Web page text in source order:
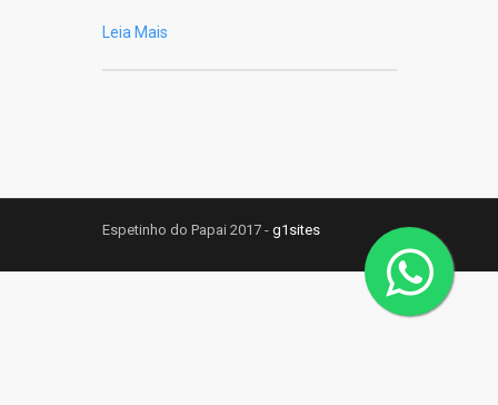
Leia Mais
Espetinho do Papai 2017 - g1sites